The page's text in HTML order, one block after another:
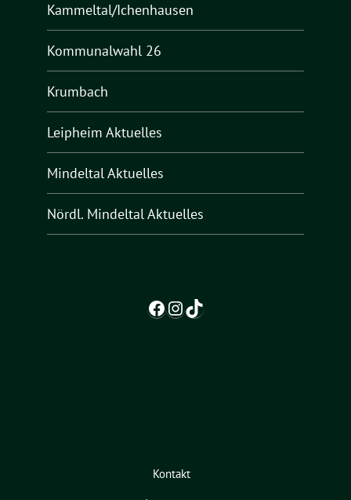
Kammeltal/Ichenhausen
Kommunalwahl 26
Krumbach
Leipheim Aktuelles
Mindeltal Aktuelles
Nördl. Mindeltal Aktuelles
Facebook
Instagram
TikTok
Kontakt